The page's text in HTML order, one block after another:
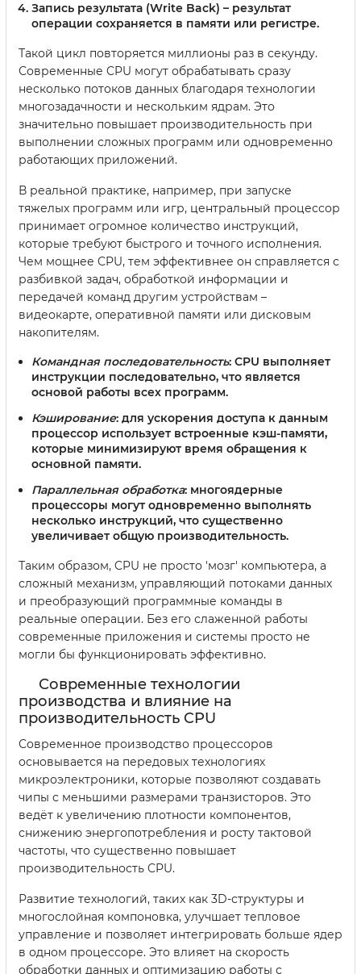
Запись результата (Write Back) – результат
операции сохраняется в памяти или регистре.
Такой цикл повторяется миллионы раз в секунду.
Современные CPU могут обрабатывать сразу
несколько потоков данных благодаря технологии
многозадачности и нескольким ядрам. Это
значительно повышает производительность при
выполнении сложных программ или одновременно
работающих приложений.
В реальной практике, например, при запуске
тяжелых программ или игр, центральный процессор
принимает огромное количество инструкций,
которые требуют быстрого и точного исполнения.
Чем мощнее CPU, тем эффективнее он справляется с
разбивкой задач, обработкой информации и
передачей команд другим устройствам –
видеокарте, оперативной памяти или дисковым
накопителям.
Командная последовательность: CPU выполняет
инструкции последовательно, что является
основой работы всех программ.
Кэширование: для ускорения доступа к данным
процессор использует встроенные кэш-памяти,
которые минимизируют время обращения к
основной памяти.
Параллельная обработка: многоядерные
процессоры могут одновременно выполнять
несколько инструкций, что существенно
увеличивает общую производительность.
Таким образом, CPU не просто 'мозг' компьютера, а
сложный механизм, управляющий потоками данных
и преобразующий программные команды в
реальные операции. Без его слаженной работы
современные приложения и системы просто не
могли бы функционировать эффективно.
Современные технологии
производства и влияние на
производительность CPU
Современное производство процессоров
основывается на передовых технологиях
микроэлектроники, которые позволяют создавать
чипы с меньшими размерами транзисторов. Это
ведёт к увеличению плотности компонентов,
снижению энергопотребления и росту тактовой
частоты, что существенно повышает
производительность CPU.
Развитие технологий, таких как 3D-структуры и
многослойная компоновка, улучшает тепловое
управление и позволяет интегрировать больше ядер
в одном процессоре. Это влияет на скорость
обработки данных и оптимизацию работы с